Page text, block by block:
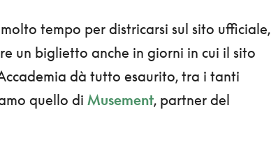
tempo per districarsi sul sito ufficiale,
un biglietto anche in giorni in cui il sito
dà tutto esaurito, tra i tanti
quello di Musement, partner del